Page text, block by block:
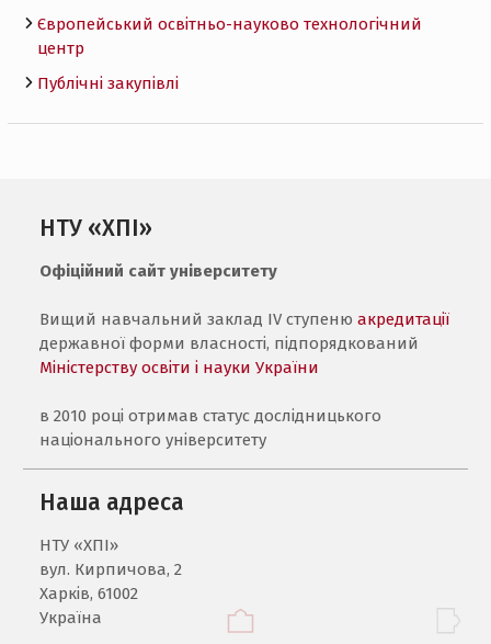
Європейський освітньо-науково технологічний
центр
Публічні закупівлі
НТУ «ХПІ»
Офіційний сайт університету
Вищий навчальний заклад IV ступенюакредитації
державної форми власності, підпорядкований
Міністерству освіти і науки України
в 2010 році отримав статус дослідницького
національного університету
Наша адреса
НТУ «ХПI»
вул. Кирпичова, 2
Харків, 61002
Україна